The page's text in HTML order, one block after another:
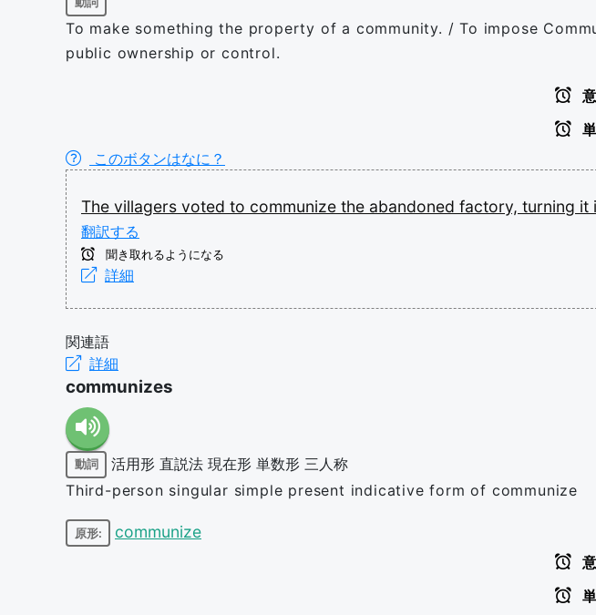
To make something the property of a community. / To impose
public ownership or control.
このボタンはなに？
The villagers voted to communize the abandoned factory, turning it
翻訳する
聞き取れるようになる
詳細
関連語
詳細
communizes
動詞 活用形 直説法 現在形 単数形 三人称
Third-person singular simple present indicative form of communize
原形: communize